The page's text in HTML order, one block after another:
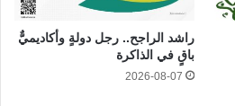
راشد الراجح.. رجل دولةٍ وأكاديميٌّ
باقٍ في الذاكرة
2026-08-07